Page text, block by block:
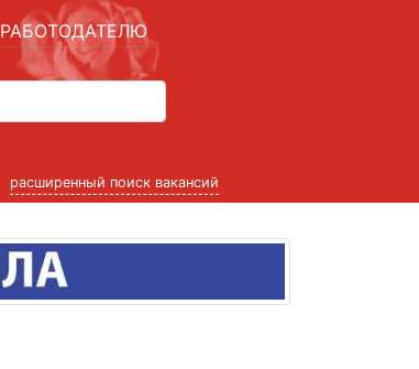
РАБОТОДАТЕЛЮ
расширенный поиск вакансий